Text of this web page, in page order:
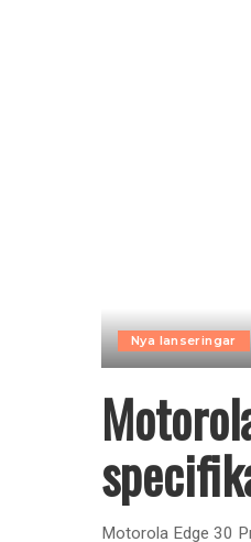
Nya lanseringar
Motorola Edge 30